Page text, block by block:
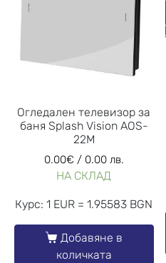
Огледален телевизор за
баня Splash Vision AOS-
22M
0.00€ / 0.00 лв.
НА СКЛАД
Курс: 1 EUR = 1.95583 BGN
Добавяне в
количката